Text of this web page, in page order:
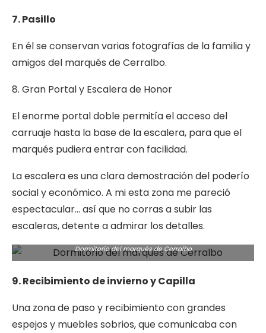
7. Pasillo
En él se conservan varias fotografías de la familia y
amigos del marqués de Cerralbo.
8. Gran Portal y Escalera de Honor
El enorme portal doble permitía el acceso del
carruaje hasta la base de la escalera, para que el
marqués pudiera entrar con facilidad.
La escalera es una clara demostración del poderío
social y económico. A mi esta zona me pareció
espectacular… así que no corras a subir las
escaleras, detente a admirar los detalles.
Dormitorio del marqués de Cerralbo
9. Recibimiento de invierno y Capilla
Una zona de paso y recibimiento con grandes
espejos y muebles sobrios, que comunicaba con